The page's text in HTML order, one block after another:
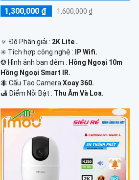
1,300,000 ₫ 1,600,000 ₫
🔅 Độ Phân giải : 2K Lite .
✳️ Tích hợp công nghệ :
IP Wifi.
❂ Hình ảnh ban đêm : Hồng Ngoại 10m
Hồng Ngoại Smart IR.
🐜 Cấu Tạo CameraXoay 360.
️🛃 Điểm Nỗi Bật : Thu Âm Và Loa.